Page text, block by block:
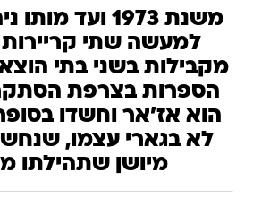
משנת 1973 ועד
למעשה שתי קריירות
מקבילות בשני בתי
הספרות בצרפת
הוא אז'אר וחשדו
לא בגארי עצמו,
מיושן שתהילתו